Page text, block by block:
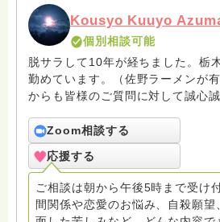
Kousyo Kuuyo
個別相談可能
脱サラして10年が経ちました。栃
勤めています。（佐野ラーメンが
からも皆様のご質問に対して誠心
いと存じます。まだまだ修行中の
ろうかとは存じますが共に精進し
寺にもお気軽に遊びに来てください
Zoom相談する
応援する
ご相談は朝から午後5時まで受け
間関係や恋愛のお悩み、自殺願